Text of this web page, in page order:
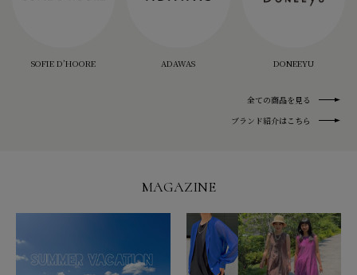
SOFIE D’HOORE ADAWAS DONEEYU
全ての商品を見る
ブランド紹介はこちら
MAGAZINE